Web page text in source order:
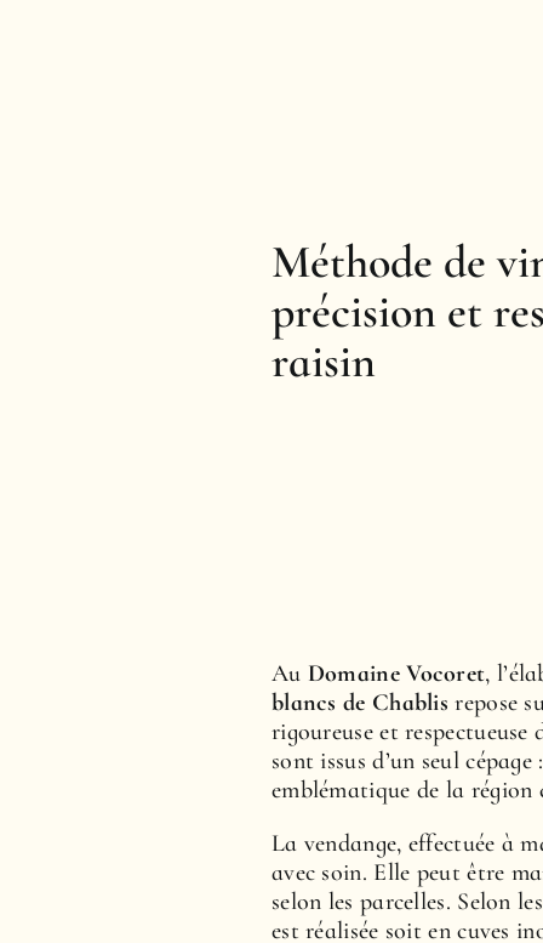
Méthode de
précision et
raisin
Au Domaine Vocoret,
blancs de Chablis repose
rigoureuse et
sont issus d’un seul
emblématique de la région
La vendange, effectuée à
avec soin. Elle peut être
selon les parcelles. Selon
est réalisée soit en cuves